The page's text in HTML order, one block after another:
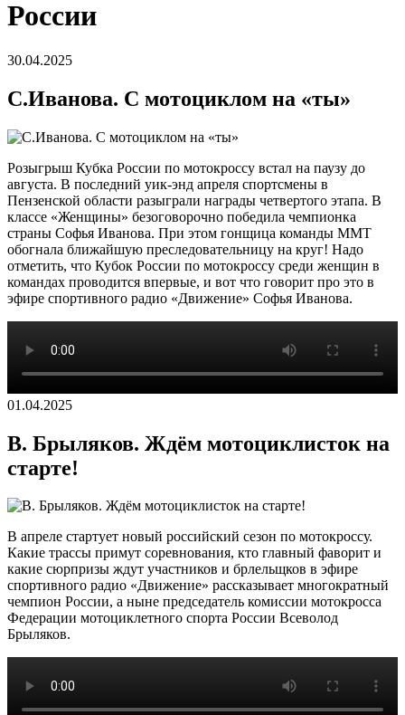
России
30.04.2025
С.Иванова. С мотоциклом на «ты»
Розыгрыш Кубка России по мотокроссу встал на паузу до
августа. В последний уик-энд апреля спортсмены в
Пензенской области разыграли награды четвертого этапа. В
классе «Женщины» безоговорочно победила чемпионка
страны Софья Иванова. При этом гонщица команды ММТ
обогнала ближайшую преследовательницу на круг! Надо
отметить, что Кубок России по мотокроссу среди женщин в
командах проводится впервые, и вот что говорит про это в
эфире спортивного радио «Движение» Софья Иванова.
01.04.2025
В. Брыляков. Ждём мотоциклисток на
старте!
В апреле стартует новый российский сезон по мотокроссу.
Какие трассы примут соревнования, кто главный фаворит и
какие сюрпризы ждут участников и брлельщков в эфире
спортивного радио «Движение» рассказывает многократный
чемпион России, а ныне председатель комиссии мотокросса
Федерации мотоциклетного спорта России Всеволод
Брыляков.